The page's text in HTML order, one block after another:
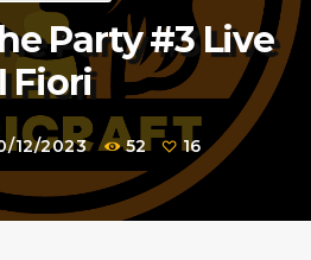
Party #3 Live
I Fiori
12/2023 52 16